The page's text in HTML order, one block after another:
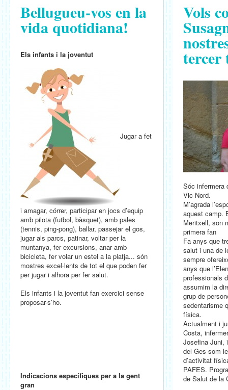
Bellugueu-vos en la
vida quotidiana!
Els infants i la joventut
Jugar a fet
i amagar, córrer, participar en jocs d’equip
amb pilota (futbol, bàsquet), amb pales
(tennis, ping-pong), ballar, passejar el gos,
jugar als parcs, patinar, voltar per la
muntanya, fer excursions, anar amb
bicicleta, fer volar un estel a la platja... són
mostres excel·lents de tot el que poden fer
per jugar i alhora per fer salut.
Els infants i la joventut fan exercici sense
proposar-s’ho.
Indicacions específiques per a la gent
gran
Vols
tercer
Sóc infermera
Vic Nord.
M’agrada
aquest camp.
Meritxell, son
primera fan
Fa anys que
salut i una de
sempre
anys que
professionals
assumim la
grup de
sedentarisme
física.
Actualment i
Costa,
Josefina Juni,
del Ges som
d’activitat
PAFES.
de Salut de la